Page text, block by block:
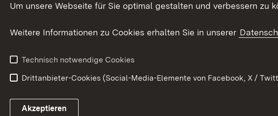
Bürgerreferent
Karriere
Behinderungen
Bürgerengagement
Link zum Landesportal
Um unsere Webseite für Sie optimal gestalten und verbessern zu
Weitere Informationen zu Cookies erhalten Sie in unserer
Technisch notwendige Cookies
Drittanbieter-Cookies (Social-Media-Elemente von Facebook, X /
Akzeptieren